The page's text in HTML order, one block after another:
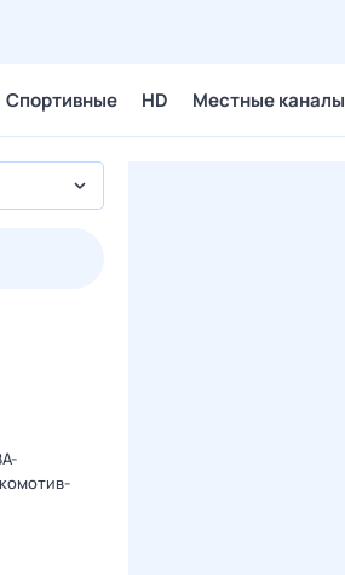
Спортивные HD Местные каналы